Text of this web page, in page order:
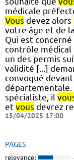
médicale
Vous devez alors
votre âge et de
Qui est concerné
contrôle médical
un des permis
validité [...]
convoqué
départementale.
spécialiste, il
et vous devrez
15/04/2025 17:00
PAGES
relevance: